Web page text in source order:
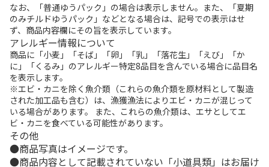
なお、「普通ゆうパック」の場合は表示しません。また、「夏期
のみチルドゆうパック」などとなる場合は、記号での表示はせ
ず、商品内容欄にその旨を表示しています。
アレルギー情報について
商品に「小麦」「そば」「卵」「乳」「落花生」「えび」「か
に」「くるみ」のアレルギー特定8品目を含んでいる場合に品目名
を表示します。
※エビ・カニを除く魚介類（これらの魚介類を原材料として製造
された加工品も含む）は、漁獲漁法によりエビ・カニが混じって
いる場合があります。 また、これらの魚介類は、エサとしてエ
ビ・カニを食べている可能性があります。
その他
商品写真はイメージです。
商品内容として記載されていない「小道具類」はお届け